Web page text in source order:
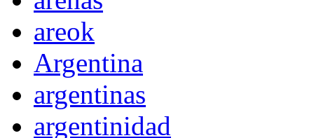
areok
Argentina
argentinas
argentinidad